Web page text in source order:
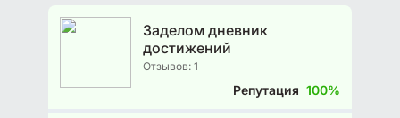
Заделом дневник
достижений
Отзывов: 1
Репутация 100%